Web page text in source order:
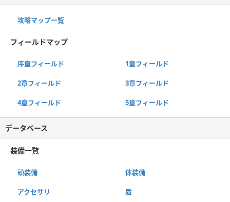
攻略マップ一覧
フィールドマップ
序章フィールド 1章フィールド
2章フィールド 3章フィールド
4章フィールド 5章フィールド
データベース
装備一覧
頭装備 体装備
アクセサリ 盾